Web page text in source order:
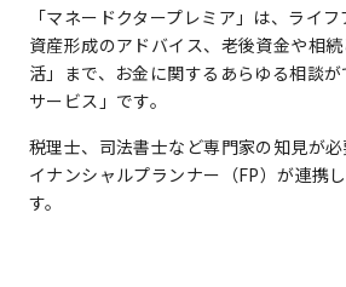
「マネードクタープレミア」は、ライフ
資産形成のアドバイス、老後資金や相
活」まで、お金に関するあらゆる相談
サービス」です。
税理士、司法書士など専門家の知見が
イナンシャルプランナー（FP）が連携
す。